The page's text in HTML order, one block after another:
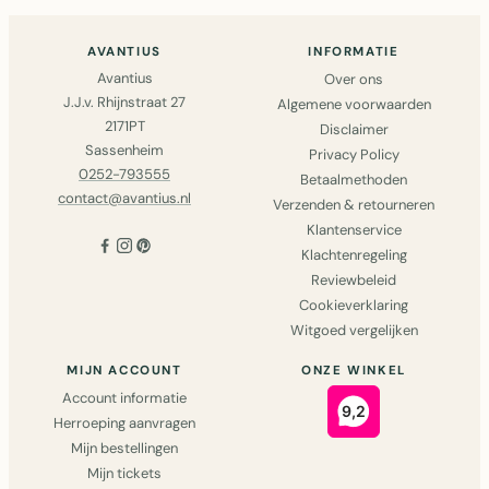
AVANTIUS
Avantius
J.J.v. Rhijnstraat 27
2171PT
Sassenheim
0252-793555
contact@avantius.nl
INFORMATIE
Over ons
Algemene voorwaarden
Disclaimer
Privacy Policy
Betaalmethoden
Verzenden & retourneren
Klantenservice
Klachtenregeling
Reviewbeleid
Cookieverklaring
Witgoed vergelijken
MIJN ACCOUNT
Account informatie
Herroeping aanvragen
Mijn bestellingen
Mijn tickets
ONZE WINKEL